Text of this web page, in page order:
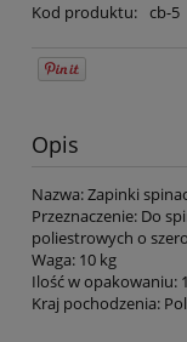
Kod produktu: cb-5
Opis
Nazwa: Zapinki
Przeznaczenie: Do
poliestrowych o
Waga: 10 kg
Ilość w opakowaniu:
Kraj pochodzenia: